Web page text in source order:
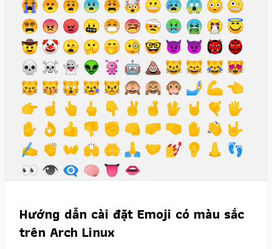
Hướng dẫn cài đặt Emoji có màu sắc
trên Arch Linux